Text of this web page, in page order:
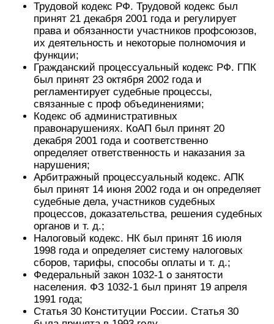
Трудовой кодекс РФ. Трудовой кодекс был
принят 21 декабря 2001 года и регулирует
права и обязанности участников профсоюзов,
их деятельность и некоторые полномочия и
функции;
Гражданский процессуальный кодекс РФ. ГПК
был принят 23 октября 2002 года и
регламентирует судебные процессы,
связанные с проф объединениями;
Кодекс об административных
правонарушениях. КоАП был принят 20
декабря 2001 года и соответственно
определяет ответственность и наказания за
нарушения;
Арбитражный процессуальный кодекс. АПК
был принят 14 июня 2002 года и он определяет
судебные дела, участников судебных
процессов, доказательства, решения судебных
органов и т. д.;
Налоговый кодекс. НК был принят 16 июля
1998 года и определяет систему налоговых
сборов, тарифы, способы оплаты и т. д.;
Федеральный закон 1032-1 о занятости
населения. ФЗ 1032-1 был принят 19 апреля
1991 года;
Статья 30 Конституции России. Статья 30